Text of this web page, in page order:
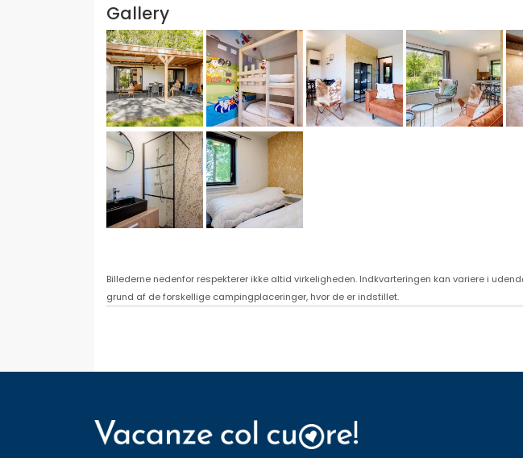
Gallery
Billederne nedenfor respekterer ikke altid virkeligheden. Indkvarteringen kan variere i
grund af de forskellige campingplaceringer, hvor de er indstillet.